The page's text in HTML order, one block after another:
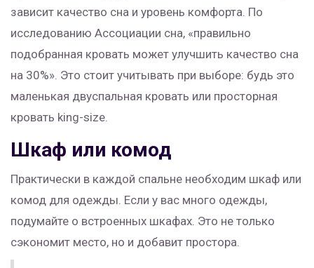
зависит качество сна и уровень комфорта. По
исследованию Ассоциации сна, «правильно
подобранная кровать может улучшить качество сна
на 30%». Это стоит учитывать при выборе: будь это
маленькая двуспальная кровать или просторная
кровать king-size.
Шкаф или комод
Практически в каждой спальне необходим шкаф или
комод для одежды. Если у вас много одежды,
подумайте о встроенных шкафах. Это не только
сэкономит место, но и добавит простора.